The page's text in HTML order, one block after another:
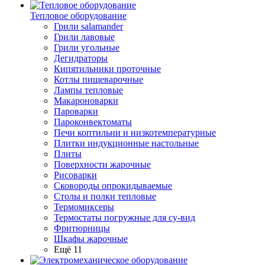
Тепловое оборудование
Грили salamander
Грили лавовые
Грили угольные
Дегидраторы
Кипятильники проточные
Котлы пищеварочные
Лампы тепловые
Макароноварки
Пароварки
Пароконвектоматы
Печи коптильни и низкотемпературные
Плитки индукционные настольные
Плиты
Поверхности жарочные
Рисоварки
Сковороды опрокидываемые
Столы и полки тепловые
Термомиксеры
Термостаты погружные для су-вид
Фритюрницы
Шкафы жарочные
Ещё 11